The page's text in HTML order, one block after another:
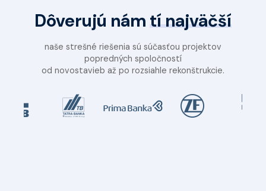
Dôverujú námtí najväčší
naše strešné riešenia sú súčasťou projektov
popredných spoločností
od novostavieb až po rozsiahle rekonštrukcie.